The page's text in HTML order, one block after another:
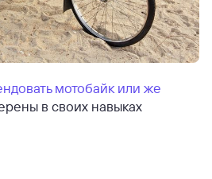
мотобайк или же
в своих навыках